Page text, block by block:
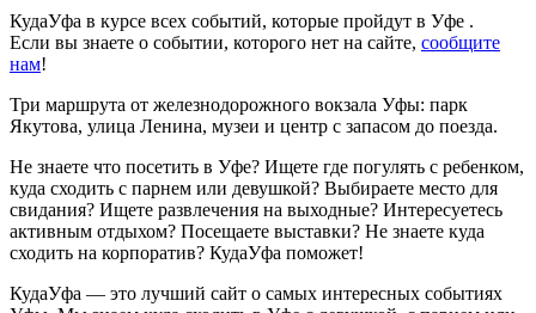
активным отдыхом? Посещаете выставки? Не знаете куда
сходить на корпоратив? КудаУфа поможет!
Уфы. Мы знаем куда сходить в Уфе с девушкой, с парнем или
большой компанией. У нас только лучшие события, музеи
и выставки Уфы. События для детей и их родителей, лучшие
достопримечательности и интересные места Уфы, которые
обязательно стоит посетить!
Мы советуем любые варианты отдыха в Уфе — концерты,
отдых в парках, достопримечательности для экскурсий, места,
куда можно сходить с ребенком, выставки, театры, шоу,
спортивные мероприятия, места для активного отдыха